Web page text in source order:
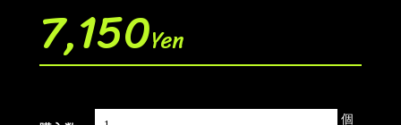
7,150Yen
個